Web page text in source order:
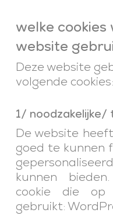
welke
website
Deze website
volgende cookies:
1/ noodzakelijke/
De website
goed te kunnen
kunnen
cookie die op
gebruikt: